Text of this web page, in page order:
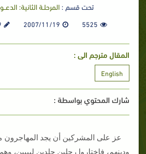
تحت قسم : المرحلـة الثانية:
5525
2007/11/19
المقال مترجم الى :
English
شارك المحتوي بواسطة :
عز على المشركين أن يجد المهاجرون
ودينهم، فاختاروا رجلين جلدين لبيبين،